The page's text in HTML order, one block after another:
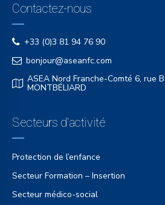
Contactez-nous
+33 (0)3 81 94 76 90
bonjour@aseanfc.com
ASEA Nord Franche-Comté 6, rue
MONTBÉLIARD
Secteurs d'activité
Protection de l’enfance
Secteur Formation – Insertion
Secteur médico-social